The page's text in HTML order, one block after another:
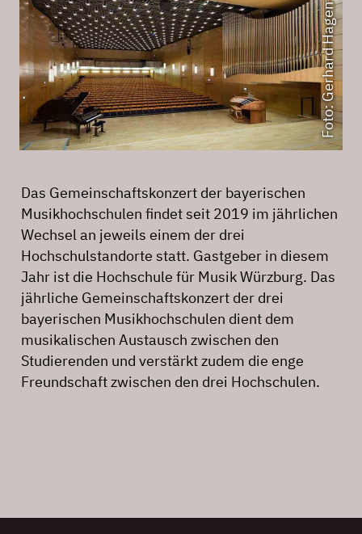
Foto: Gerhard Hagen
Das Gemeinschaftskonzert der bayerischen
Musikhochschulen findet seit 2019 im jährlichen
Wechsel an jeweils einem der drei
Hochschulstandorte statt. Gastgeber in diesem
Jahr ist die Hochschule für Musik Würzburg. Das
jährliche Gemeinschaftskonzert der drei
bayerischen Musikhochschulen dient dem
musikalischen Austausch zwischen den
Studierenden und verstärkt zudem die enge
Freundschaft zwischen den drei Hochschulen.